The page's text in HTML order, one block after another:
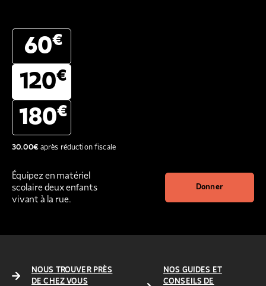
60€
120€
180€
30.00€après réduction fiscale
Équipez en matériel
scolaire deux enfants
vivant à la rue.
Donner
NOUS TROUVER PRÈS
DE CHEZ VOUS
NOS GUIDES ET
CONSEILS DE